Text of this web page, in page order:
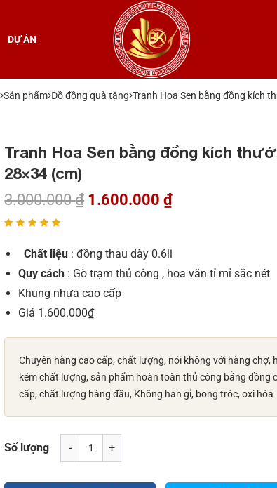
DỰ ÁN
Sản phẩm Đồ đồng quà tặng Tranh Hoa Sen bằng đồng kích
Tranh Hoa Sen bằng đồng kích
28×34 (cm)
3.000.000₫ 1.600.000₫
Chất liệu : đồng thau dày 0.6li
Quy cách : Gò trạm thủ công , hoa văn tỉ mỉ sắc nét
Khung nhựa cao cấp
Giá 1.600.000₫
Chuyên hàng cao cấp, chất lượng, nói không với hàng chợ,
kém chất lượng, sản phẩm hoàn toàn thủ công bằng đồng
cấp, chất lượng hàng đầu, Không han gỉ, bong tróc, oxi hóa
Số lượng - +